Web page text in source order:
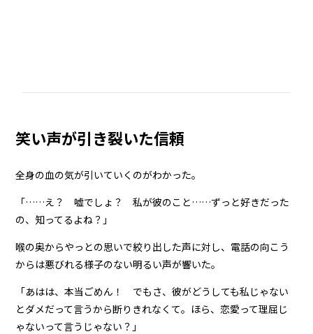
笑い声が引き裂いた信頼
全身の血の気が引いていくのがわかった。
「……え？ 嘘でしょ？ 私が彼のこと……ずっと好きだった
の、知ってるよね？」
喉の奥からやっとの思いで絞り出した声に対し、電話の向こう
からは悪びれる様子のない明るい声が響いた。
「あはは、本当ごめん！ でもさ、彼がどうしても私じゃない
とダメだって言うから断りきれなくて。ほら、恋愛って理屈じ
ゃないって言うじゃない？」